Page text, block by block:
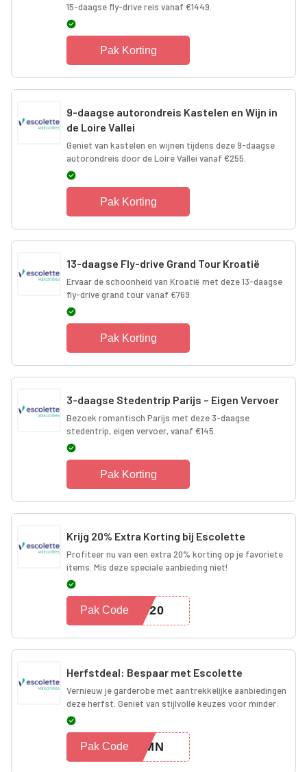
15-daagse fly-drive reis vanaf €1449.
Pak Korting
9-daagse autorondreis Kastelen en Wijn in
de Loire Vallei
Geniet van kastelen en wijnen tijdens deze 9-daagse
autorondreis door de Loire Vallei vanaf €255.
Pak Korting
13-daagse Fly-drive Grand Tour Kroatië
Ervaar de schoonheid van Kroatië met deze 13-daagse
fly-drive grand tour vanaf €769.
Pak Korting
3-daagse Stedentrip Parijs – Eigen Vervoer
Bezoek romantisch Parijs met deze 3-daagse
stedentrip, eigen vervoer, vanaf €145.
Pak Korting
Krijg 20% Extra Korting bij Escolette
Profiteer nu van een extra 20% korting op je favoriete
items. Mis deze speciale aanbieding niet!
RA20
Pak Code
Herfstdeal: Bespaar met Escolette
Vernieuw je garderobe met aantrekkelijke aanbiedingen
deze herfst. Geniet van stijlvolle keuzes voor minder.
TUMN
Pak Code